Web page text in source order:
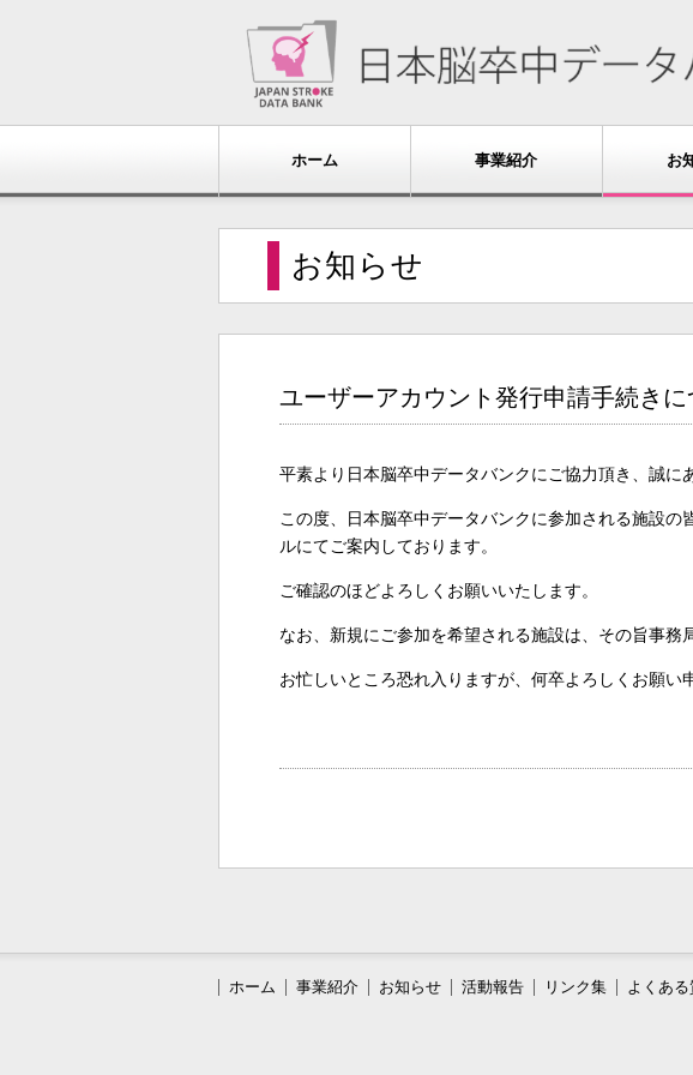
ホーム 事業紹介 お
お知らせ
ユーザーアカウント発行申請手続きに
平素より日本脳卒中データバンクにご協力頂き、誠に
この度、日本脳卒中データバンクに参加される施設
ルにてご案内しております。
ご確認のほどよろしくお願いいたします。
なお、新規にご参加を希望される施設は、その旨事務
お忙しいところ恐れ入りますが、何卒よろしくお願い
ホーム 事業紹介 お知らせ 活動報告 リンク集 よくある